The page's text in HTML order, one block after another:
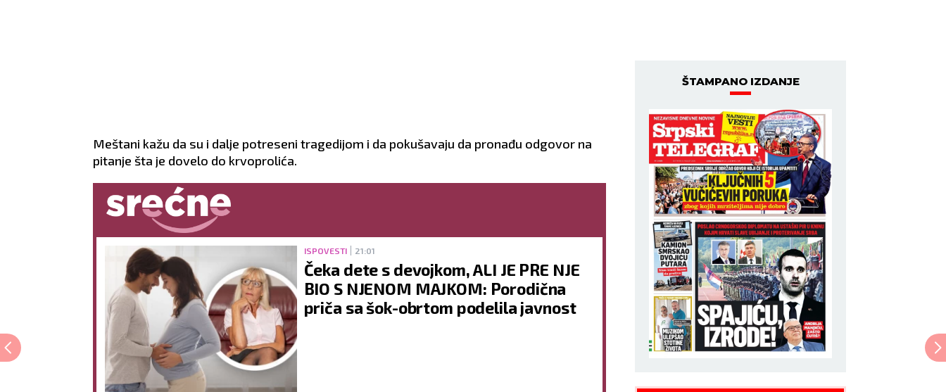
Meštani kažu da su i dalje potreseni tragedijom i da pokušavaju da pronađu odgovor na
pitanje šta je dovelo do krvoprolića.
ISPOVESTI 21:01
Čeka dete s devojkom, ALI JE PRE NJE
BIO S NJENOM MAJKOM: Porodična
priča sa šok-obrtom podelila javnost
ŠTAMPANO IZDANJE